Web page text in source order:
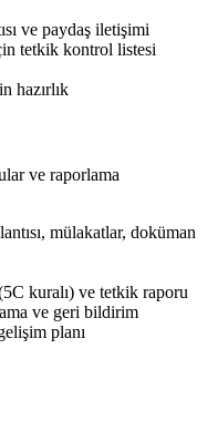
ve paydaş iletişimi
tetkik kontrol listesi
hazırlık
ve raporlama
mülakatlar, doküman
kuralı) ve tetkik raporu
ve geri bildirim
planı